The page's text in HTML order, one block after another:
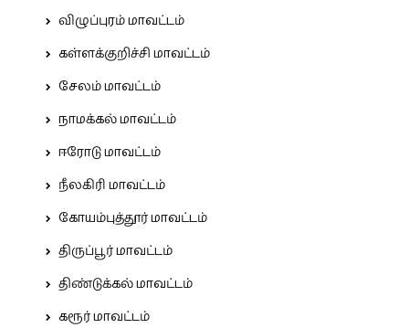
விழுப்புரம் மாவட்டம்
கள்ளக்குறிச்சி மாவட்டம்
சேலம் மாவட்டம்
நாமக்கல் மாவட்டம்
ஈரோடு மாவட்டம்
நீலகிரி மாவட்டம்
கோயம்புத்தூர் மாவட்டம்
திருப்பூர் மாவட்டம்
திண்டுக்கல் மாவட்டம்
கரூர் மாவட்டம்